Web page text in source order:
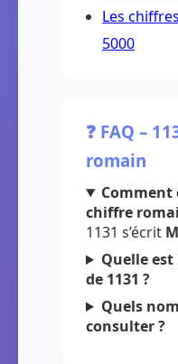
Les
5000
❓ FAQ –
romain
Comment
chiffre
1131 s’écrit
Quelle
de 1131 ?
Quels
consulter ?